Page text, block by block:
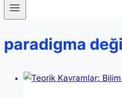
paradigma